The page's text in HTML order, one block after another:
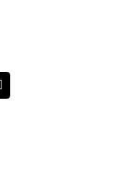
post